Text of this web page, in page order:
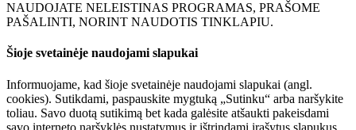
NAUDOJATE NELEISTINAS PROGRAMAS, PRAŠOME
PAŠALINTI, NORINT NAUDOTIS TINKLAPIU.
Šioje svetainėje naudojami slapukai
Informuojame, kad šioje svetainėje naudojami slapukai (angl.
cookies). Sutikdami, paspauskite mygtuką „Sutinku“ arba naršykite
toliau. Savo duotą sutikimą bet kada galėsite atšaukti pakeisdami
savo interneto naršyklės nustatymus ir ištrindami įrašytus slapukus.